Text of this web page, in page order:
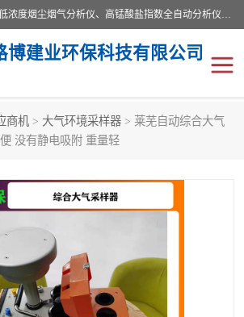
青岛路博环保公司主营：低浓度烟尘烟气分析仪、高锰酸盐指数全自动分析仪、便携式超声波明渠流量计、便携式水质采样器、恒温恒湿称重系统、手持式油烟检测仪等;是一家集环保科研、设计、生产、维护、销售和系统集成为一体的综合性高科技企业。路博人秉承"科学技术是第一生产力的重要理念，倡导环境友好型的生产、生活和消费方式。
博建业环保科技有限公司
商机 > 大气环境采样器 > 莱芜自动综合大气
没有静电吸附 重量轻
气体检测仪
手持式油烟检测仪
LB-8110降水降尘采样器
LB-7035油气回收